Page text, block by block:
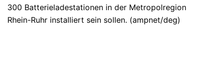
300 Batterieladestationen in der Metropolregion
Rhein-Ruhr installiert sein sollen. (ampnet/deg)